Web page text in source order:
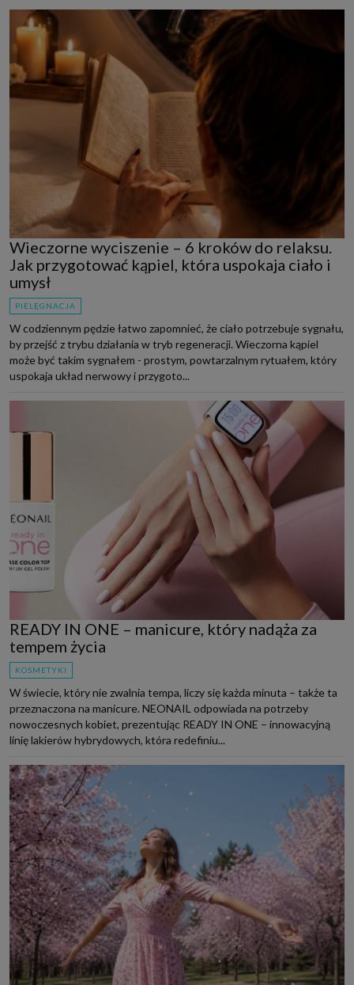
Wieczorne wyciszenie – 6 kroków do relaksu.
Jak przygotować kąpiel, która uspokaja ciało i
umysł
PIELĘGNACJA
W codziennym pędzie łatwo zapomnieć, że ciało potrzebuje sygnału,
by przejść z trybu działania w tryb regeneracji. Wieczorna kąpiel
może być takim sygnałem - prostym, powtarzalnym rytuałem, który
uspokaja układ nerwowy i przygoto...
READY IN ONE – manicure, który nadąża za
tempem życia
KOSMETYKI
W świecie, który nie zwalnia tempa, liczy się każda minuta – także ta
przeznaczona na manicure. NEONAIL odpowiada na potrzeby
nowoczesnych kobiet, prezentując READY IN ONE – innowacyjną
linię lakierów hybrydowych, która redefiniu...